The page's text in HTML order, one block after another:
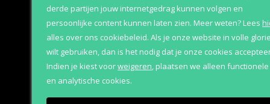
Geschenksets
Aanbiedingen
Over
derde partijen jouw internetgedrag kunnen volgen en
persoonlijke content kunnen laten zien. Meer weten?Lees
alles over ons cookiebeleid. Als je onze website in volle glorie
wilt gebruiken, dan is het nodig dat je onze cookies
Indien je kiest voorweigeren,plaatsen we alleen functionele
en analytische cookies.